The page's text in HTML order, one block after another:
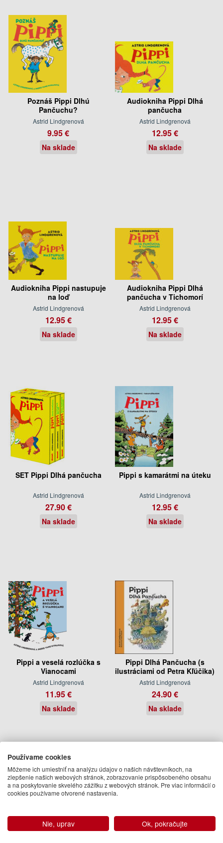
Poznáš Pippi Dlhú
Pančuchu?
Astrid Lindgrenová
9.95 €
Na sklade
Audiokniha Pippi Dlhá
pančucha
Astrid Lindgrenová
12.95 €
Na sklade
Audiokniha Pippi nastupuje
na loď
Astrid Lindgrenová
12.95 €
Na sklade
Audiokniha Pippi Dlhá
pančucha v Tichomorí
Astrid Lindgrenová
12.95 €
Na sklade
SET Pippi Dlhá pančucha
Astrid Lindgrenová
27.90 €
Na sklade
Pippi s kamarátmi na úteku
Astrid Lindgrenová
12.95 €
Na sklade
Pippi a veselá rozlúčka s
Vianocami
Astrid Lindgrenová
11.95 €
Na sklade
Pippi Dlhá Pančucha (s
ilustráciami od Petra Kľúčika)
Astrid Lindgrenová
24.90 €
Na sklade
Používame cookies
Môžeme ich umiestniť na analýzu údajov o našich návštevníkoch, na
zlepšenie našich webových stránok, zobrazovanie prispôsobeného obsahu
a na poskytovanie skvelého zážitku z webových stránok. Pre viac informácií o
cookies používame otvorené nastavenia.
Nie, uprav Ok, pokračujte